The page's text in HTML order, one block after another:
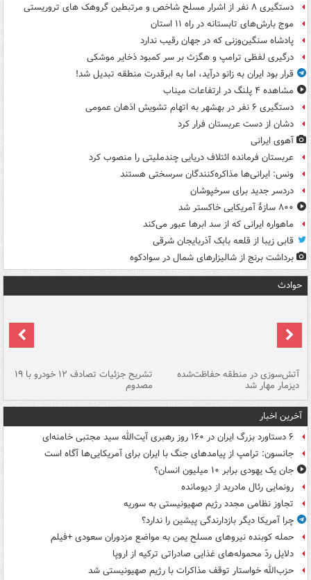
دستگیری ۸ نفر از اشرار مسلح شاخص و مرتبطین گروهک های تروریستی
موج بارش‌های تابستانه در راه ۱۱ استان
پادشاه سنگین‌وزنی که در جهان رقیب ندارد
درگیری لفظی ترامپ و هگزث بر سر کمبود ذخایر موشکی
قرار بود ایران به زانو درآید، اما به ابرقدرت منطقه تبدیل شد!
مشاهده ۴ پلنگ در ارتفاعات میناب
دستگیری ۶ نفر در بهشهر به اتهام تشویش اذهان عمومی
دشان از دست عربستان فرار کرد
آهوی ایرانی
عربستان فرمانده ائتلاف دریایی چندملیتی را منصوب کرد
ونس: ایرانی‌ها مذاکره‌کنندگان سرسختی هستند
دردسر جدید برای سرخپوشان
۸۰۰ سازۀ آمریکایی خاکستر شد
ماهواره ایرانی که از سد ابرها عبور می‌کند
قابی زیبا از قلعه بابک آذربایجان شرقی
برداشت برنج از شالیزارهای شمال در سوادکوه
حوادث
آتش‌سوزی در منطقه حفاظت‌شده
دیزمار مهار شد
تشریح جزئیات تصادف ۱۲ خودرو با ۱۹
مصدوم
آخرین اخبار
۶ دستاورد بزرگ ایران در ۱۶۰ روز رهبری آیت‌الله سید مجتبی خامنه‌ای
جانسون: ترامپ از پیامدهای جنگ با ایران برای آمریکایی‌ها آگاه است
جان یک یهودی برابر ۱۰ میلیون انسان؟
رونمایی رئال مادرید از دیومانده
تجاوز نظامی مجدد رژیم صهیونیستی به سوریه
چرا آمریکا دیگر بازدارندگی پیشین را ندارد؟
حمله کوبنده نیروهای مسلح یمن به مواضع مزدوران سعودی +فیلم
دلایل ردّ محموله‌های غذایی صادراتی ترکیه از اروپا
حزب‌الله خواستار توقف مذاکرات با رژیم صهیونیستی شد